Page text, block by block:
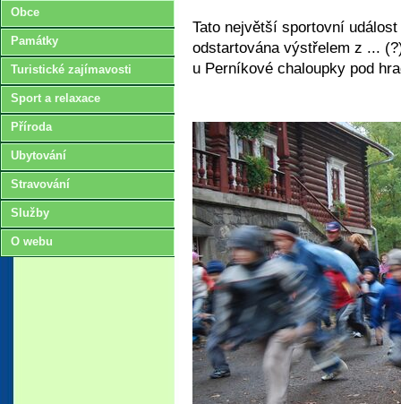
Obce
Památky
Turistické zajímavosti
Sport a relaxace
Příroda
Ubytování
Stravování
Služby
O webu
Tato největší sportovní
odstartována výstřelem z ...
u Perníkové chaloupky pod